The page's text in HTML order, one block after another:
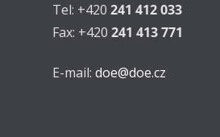
Tel: +420 241 412 033
Fax: +420 241 413 771
E-mail: doe@doe.cz